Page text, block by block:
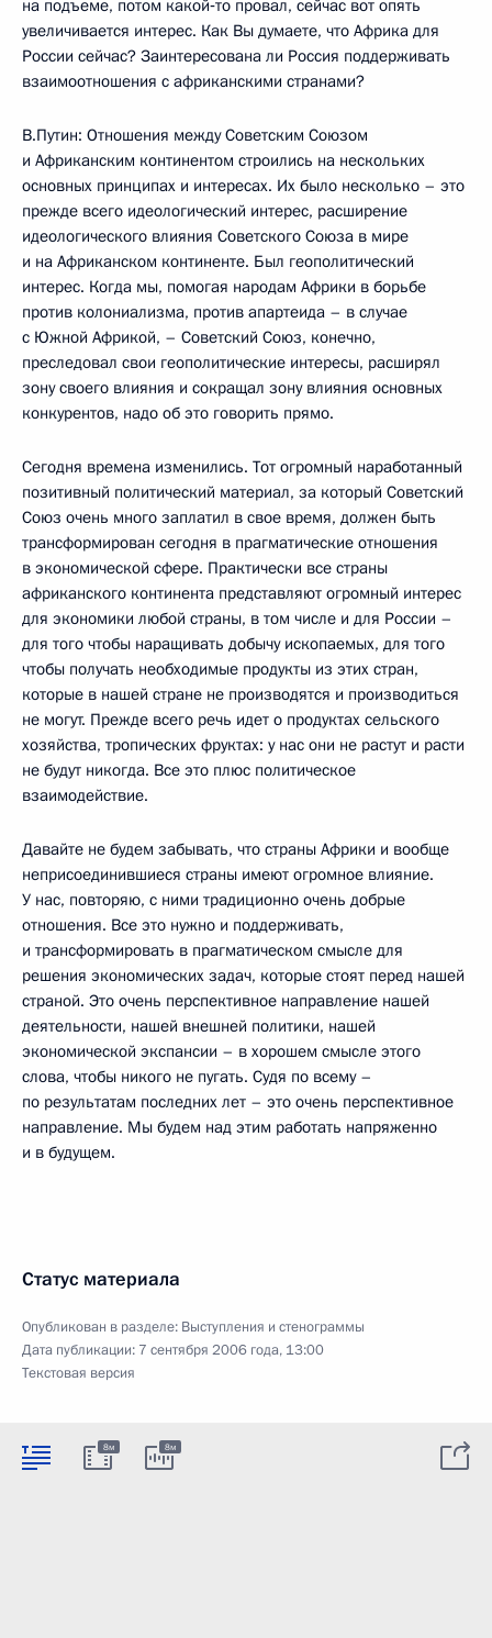
на подъеме, потом какой‑то провал, сейчас вот опять
увеличивается интерес. Как Вы думаете, что Африка для
России сейчас? Заинтересована ли Россия поддерживать
взаимоотношения с африканскими странами?
В.Путин: Отношения между Советским Союзом
и Африканским континентом строились на нескольких
основных принципах и интересах. Их было несколько – это
прежде всего идеологический интерес, расширение
идеологического влияния Советского Союза в мире
и на Африканском континенте. Был геополитический
интерес. Когда мы, помогая народам Африки в борьбе
против колониализма, против апартеида – в случае
с Южной Африкой, – Советский Союз, конечно,
преследовал свои геополитические интересы, расширял
зону своего влияния и сокращал зону влияния основных
конкурентов, надо об это говорить прямо.
Сегодня времена изменились. Тот огромный наработанный
позитивный политический материал, за который Советский
Союз очень много заплатил в свое время, должен быть
трансформирован сегодня в прагматические отношения
в экономической сфере. Практически все страны
африканского континента представляют огромный интерес
для экономики любой страны, в том числе и для России –
для того чтобы наращивать добычу ископаемых, для того
чтобы получать необходимые продукты из этих стран,
которые в нашей стране не производятся и производиться
не могут. Прежде всего речь идет о продуктах сельского
хозяйства, тропических фруктах: у нас они не растут и расти
не будут никогда. Все это плюс политическое
взаимодействие.
Давайте не будем забывать, что страны Африки и вообще
неприсоединившиеся страны имеют огромное влияние.
У нас, повторяю, с ними традиционно очень добрые
отношения. Все это нужно и поддерживать,
и трансформировать в прагматическом смысле для
решения экономических задач, которые стоят перед нашей
страной. Это очень перспективное направление нашей
деятельности, нашей внешней политики, нашей
экономической экспансии – в хорошем смысле этого
слова, чтобы никого не пугать. Судя по всему –
по результатам последних лет – это очень перспективное
направление. Мы будем над этим работать напряженно
и в будущем.
Статус материала
Опубликован в разделе: Выступления и стенограммы
Дата публикации: 7 сентября 2006 года, 13:00
Текстовая версия
8м 8м